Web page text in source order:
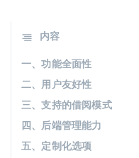
内容
一、功能全面性
二、用户友好性
三、支持的借阅模式
四、后端管理能力
五、定制化选项